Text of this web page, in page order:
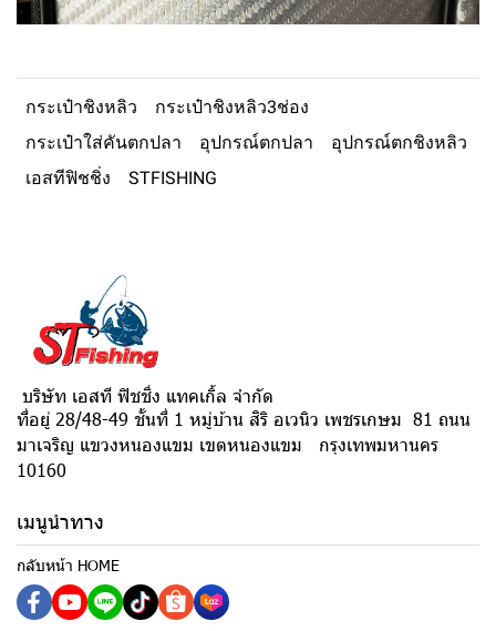
กระเป๋าชิงหลิว
กระเป๋าชิงหลิว3ช่อง
กระเป๋าใส่คันตกปลา
อุปกรณ์ตกปลา
อุปกรณ์ตกชิงหลิว
เอสทีฟิชชิ่ง
STFISHING
บริษัท เอสที ฟิชชิ่ง แทคเกิ้ล จำกัด
ที่อยู่ 28/48-49 ชั้นที่ 1 หมู่บ้าน สิริ อเวนิว เพชรเกษม 81 ถนน
มาเจริญ แขวงหนองแขม เขตหนองแขม กรุงเทพมหานคร
10160
เมนูนำทาง
กลับหน้า HOME